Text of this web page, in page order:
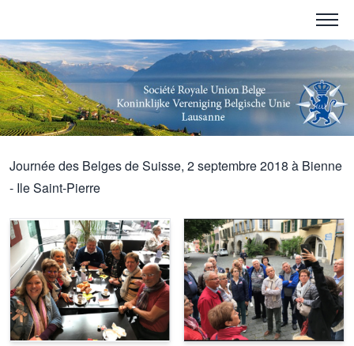
Journée des Belges de Suisse, 2 septembre 2018 à Bienne
- Ile Saint-Pierre